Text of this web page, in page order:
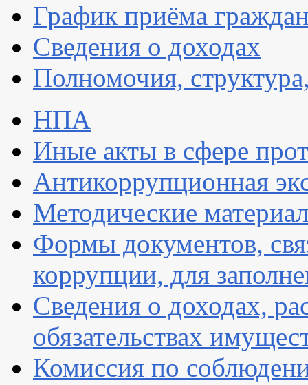
График приёма
Сведения о доходах
Полномочия,
НПА
Иные акты в сфере
Антикоррупционная
Методические
Формы документов,
коррупции, для
Сведения о доходах,
обязательствах
Комиссия по